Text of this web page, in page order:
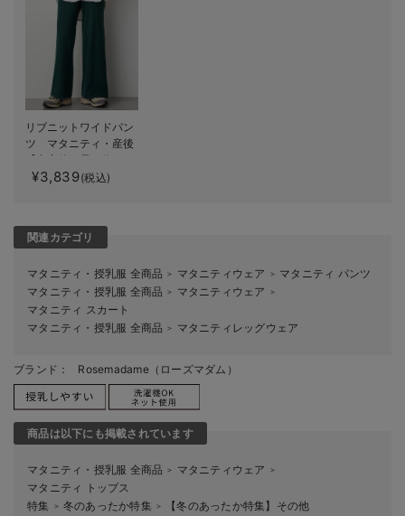
リブニットワイドパン
ツ マタニティ・産後
【出産後も長く使え
る】Rosemadame（ロ
¥3,839(税込)
関連カテゴリ
マタニティ・授乳服 全商品 ＞ マタニティウェア ＞ マタニティ パンツ
マタニティ・授乳服 全商品 ＞ マタニティウェア ＞
マタニティ スカート
マタニティ・授乳服 全商品 ＞ マタニティレッグウェア
ブランド： Rosemadame（ローズマダム）
商品は以下にも掲載されています
マタニティ・授乳服 全商品 ＞ マタニティウェア ＞
マタニティ トップス
特集
＞ 冬のあったか特集 ＞
【冬のあったか特集】その他